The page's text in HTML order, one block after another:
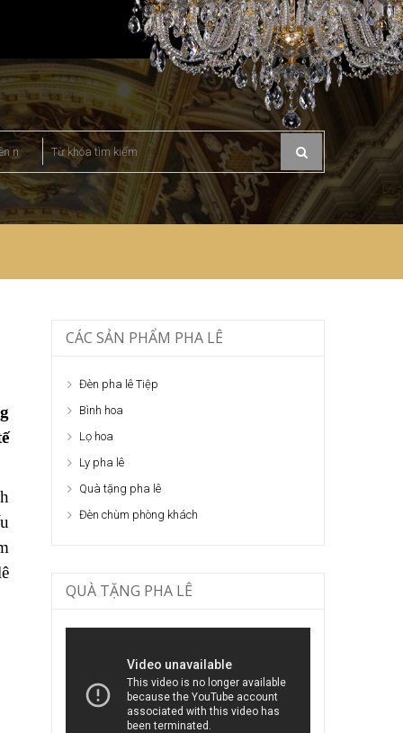
CÁC SẢN PHẨM PHA LÊ
Đèn pha lê Tiệp
Bình hoa
Lọ hoa
Ly pha lê
Quà tặng pha lê
Đèn chùm phòng khách
QUÀ TẶNG PHA LÊ